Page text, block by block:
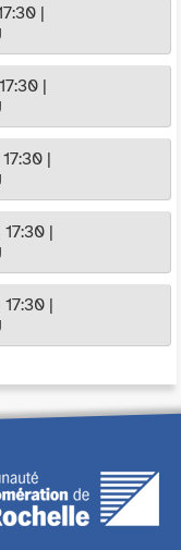
|
17:30 |
17:30 |
17:30 |
17:30 |